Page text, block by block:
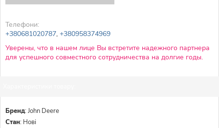
Телефони:
+380681020787, +380958374969
Уверены, что в нашем лице Вы встретите надежного партнера
для успешного совместного сотрудничества на долгие годы.
Бренд:John Deere
Стан: Нові